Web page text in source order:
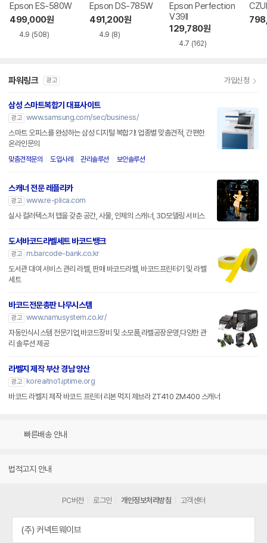
Epson ES-580W
499,000원
4.9 (508)
Epson DS-785W
491,200원
4.9 (8)
Epson Perfection
V39II
129,780원
4.7 (162)
파워링크 광고 가입신청
삼성 스마트복합기 대표사이트
광고 www.samsung.com/sec/business/
스마트 오피스를 완성하는 삼성 디지털 복합기! 업종별 맞춤견적, 간편한
온라인문의
맞춤견적문의 도입사례 관리솔루션 보안솔루션
스캐너 전문 레플리카
광고 www.re-plica.com
실사 컬러텍스처 맵을 갖춘 공간, 사물, 인체의 스캐너, 3D모델링 서비스
도서바코드라벨세트 바코드뱅크
광고
m.barcode-bank.co.kr
도서관 대여 서비스 관리 라벨, 판매 바코드라벨, 바코드프린터기 및 라벨
세트
바코드전문총판 나무시스템
광고 www.namusystem.co.kr/
자동인식시스템 전문기업,바코드장비 및 소모품,라벨공장운영,다양한 관
리 솔루션 제공
라벨지 제작 부산 경남 양산
광고
koreaitno1.iptime.org
바코드 라벨지 제작 바코드 프린터 리본 먹지 제브라 ZT410 ZM400 스캐너
빠른배송 안내
법적고지 안내
PC버전 로그인 개인정보처리방침 고객센터
(주) 커넥트웨이브